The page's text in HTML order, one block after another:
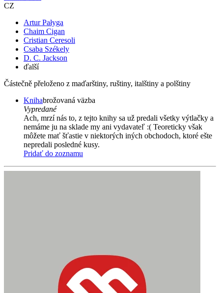
CZ
Artur Pałyga
Chaim Cigan
Cristian Ceresoli
Csaba Székely
D. C. Jackson
ďalší
Částečně přeloženo z maďarštiny, ruštiny, italštiny a polštiny
Knihabrožovaná väzba
Vypredané
Ach, mrzí nás to, z tejto knihy sa už predali všetky výtlačky a
nemáme ju na sklade my ani vydavateľ :( Teoreticky však
môžete mať šťastie v niektorých iných obchodoch, ktoré ešte
nepredali posledné kusy.
Pridať do zoznamu